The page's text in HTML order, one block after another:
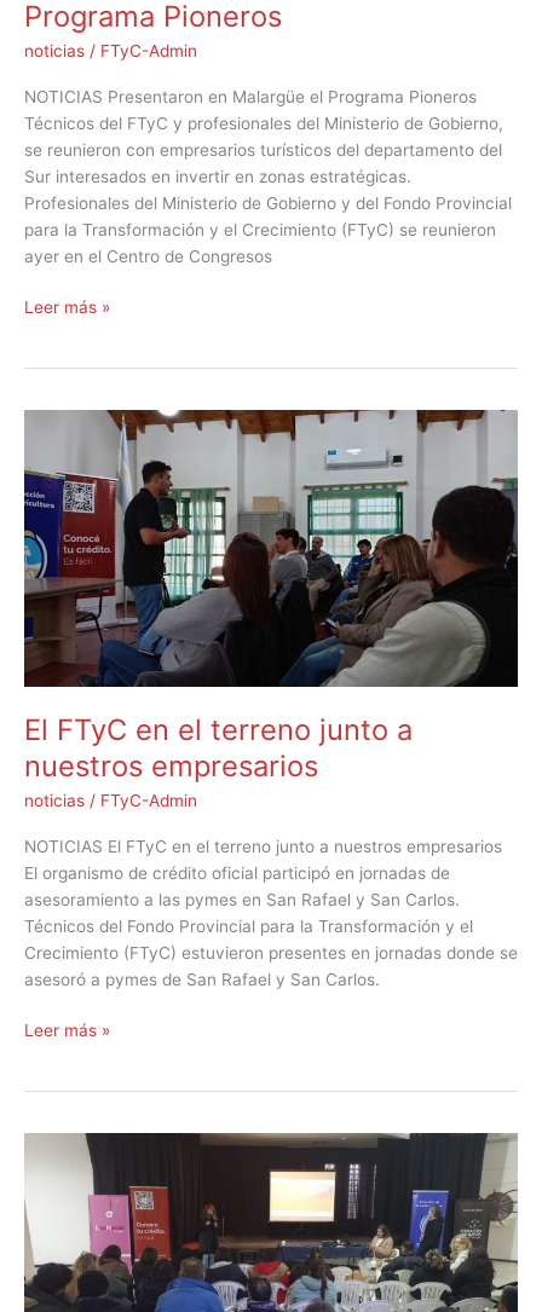
Programa Pioneros
noticias / FTyC-Admin
NOTICIAS Presentaron en Malargüe el Programa Pioneros
Técnicos del FTyC y profesionales del Ministerio de Gobierno,
se reunieron con empresarios turísticos del departamento del
Sur interesados en invertir en zonas estratégicas.
Profesionales del Ministerio de Gobierno y del Fondo Provincial
para la Transformación y el Crecimiento (FTyC) se reunieron
ayer en el Centro de Congresos
Leer más »
El FTyC en el terreno junto a
nuestros empresarios
noticias / FTyC-Admin
NOTICIAS El FTyC en el terreno junto a nuestros empresarios
El organismo de crédito oficial participó en jornadas de
asesoramiento a las pymes en San Rafael y San Carlos.
Técnicos del Fondo Provincial para la Transformación y el
Crecimiento (FTyC) estuvieron presentes en jornadas donde se
asesoró a pymes de San Rafael y San Carlos.
en
el
terreno
junto
a
nuestros
empresarios
Leer más »
en
Uspallata